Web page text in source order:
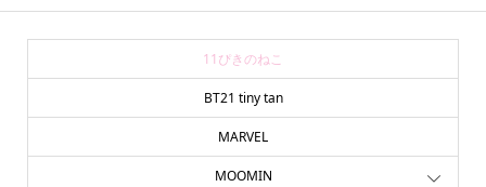
11ぴきのねこ
BT21 tiny tan
MARVEL
MOOMIN